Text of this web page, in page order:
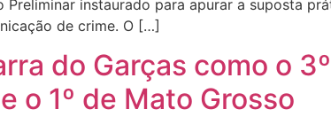
instaurado para apurar a suposta
de crime. O […]
do Garças como o
o 1º de Mato Grosso